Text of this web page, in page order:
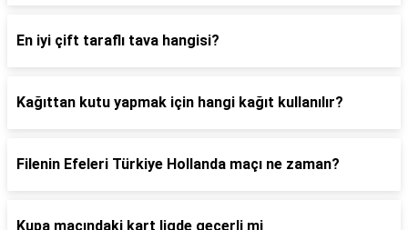
En iyi çift taraflı tava hangisi?
Kağıttan kutu yapmak için hangi kağıt kullanılır?
Filenin Efeleri Türkiye Hollanda maçı ne zaman?
Kupa maçındaki kart ligde geçerli mi